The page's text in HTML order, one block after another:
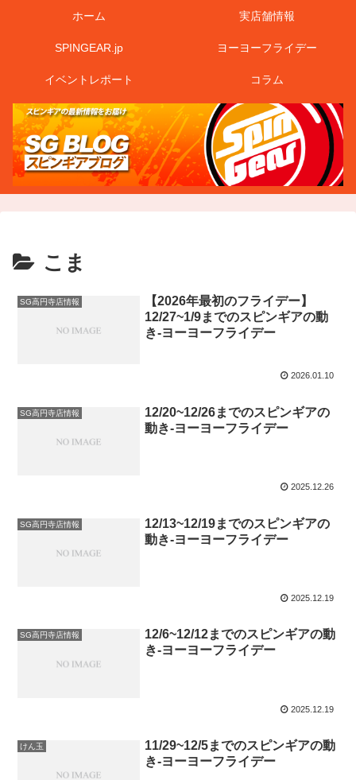
ホーム 実店舗情報
SPINGEAR.jp ヨーヨーフライデー
イベントレポート コラム
こま
SG高円寺店情報
【2026年最初のフライデー】
12/27~1/9までのスピンギアの動
き-ヨーヨーフライデー
2026.01.10
SG高円寺店情報
12/20~12/26までのスピンギアの
動き-ヨーヨーフライデー
2025.12.26
SG高円寺店情報
12/13~12/19までのスピンギアの
動き-ヨーヨーフライデー
2025.12.19
SG高円寺店情報
12/6~12/12までのスピンギアの動
き-ヨーヨーフライデー
2025.12.19
けん玉
11/29~12/5までのスピンギアの動
き-ヨーヨーフライデー